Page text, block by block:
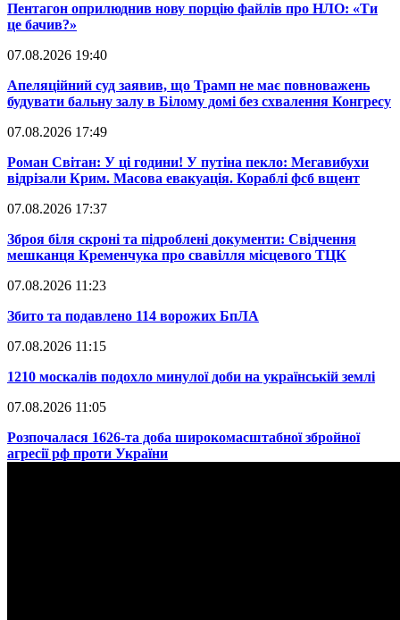
​Пентагон оприлюднив нову порцію файлів про НЛО: «Ти
це бачив?»
07.08.2026 19:40
​Апеляційний суд заявив, що Трамп не має повноважень
будувати бальну залу в Білому домі без схвалення Конгресу
07.08.2026 17:49
​Роман Світан: У ці години! У путіна пекло: Мегавибухи
відрізали Крим. Масова евакуація. Кораблі фсб вщент
07.08.2026 17:37
​Зброя біля скроні та підроблені документи: Свідчення
мешканця Кременчука про свавілля місцевого ТЦК
07.08.2026 11:23
​Збито та подавлено 114 ворожих БпЛА
07.08.2026 11:15
​1210 москалів подохло минулої доби на українській землі
07.08.2026 11:05
​Розпочалася 1626-та доба широкомасштабної збройної
агресії рф проти України